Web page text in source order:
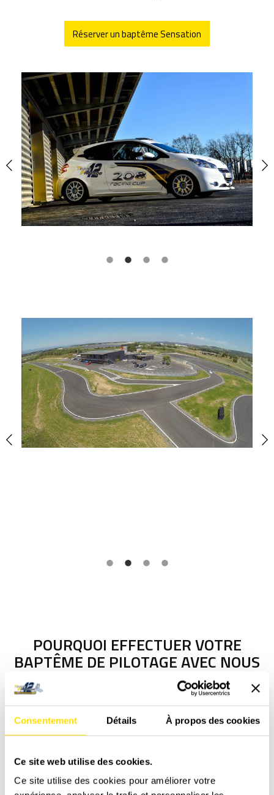
Consentement Détails À propos des cookies
Ce site web utilise des cookies.
Ce site utilise des cookies pour améliorer votre
Réserver un baptême Sensation
POURQUOI EFFECTUER VOTRE
BAPTÊME DE PILOTAGE AVEC NOUS
pôle de pilotage historiqueprésent
depuis plus de 30ans dans la Loire. Nous nous sommes
rapidement développé et nous proposons aujourd’hui des
la location de pisteen passant par
la route et aux sensations. Nous sommes une entreprise